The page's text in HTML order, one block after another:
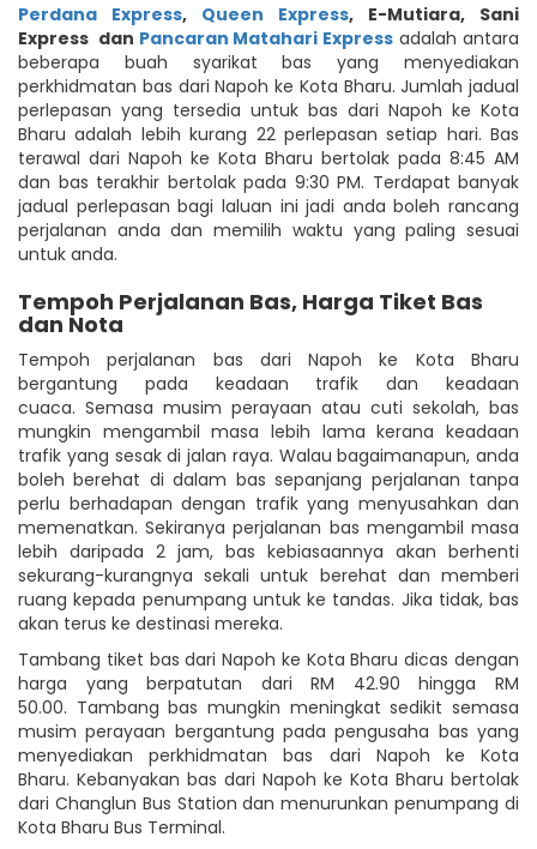
Perdana Express, Queen Express, E-Mutiara, Sani
Express dan Pancaran Matahari Express adalah antara
beberapa buah syarikat bas yang menyediakan
perkhidmatan bas dari Napoh ke Kota Bharu. Jumlah jadual
perlepasan yang tersedia untuk bas dari Napoh ke Kota
Bharu adalah lebih kurang 22 perlepasan setiap hari. Bas
terawal dari Napoh ke Kota Bharu bertolak pada 8:45 AM
dan bas terakhir bertolak pada 9:30 PM. Terdapat banyak
jadual perlepasan bagi laluan ini jadi anda boleh rancang
perjalanan anda dan memilih waktu yang paling sesuai
untuk anda.
Tempoh Perjalanan Bas, Harga Tiket Bas
dan Nota
Tempoh perjalanan bas dari Napoh ke Kota Bharu
bergantung pada keadaan trafik dan keadaan
cuaca. Semasa musim perayaan atau cuti sekolah, bas
mungkin mengambil masa lebih lama kerana keadaan
trafik yang sesak di jalan raya. Walau bagaimanapun, anda
boleh berehat di dalam bas sepanjang perjalanan tanpa
perlu berhadapan dengan trafik yang menyusahkan dan
memenatkan. Sekiranya perjalanan bas mengambil masa
lebih daripada 2 jam, bas kebiasaannya akan berhenti
sekurang-kurangnya sekali untuk berehat dan memberi
ruang kepada penumpang untuk ke tandas. Jika tidak, bas
akan terus ke destinasi mereka.
Tambang tiket bas dari Napoh ke Kota Bharu dicas dengan
harga yang berpatutan dari RM 42.90 hingga RM
50.00. Tambang bas mungkin meningkat sedikit semasa
musim perayaan bergantung pada pengusaha bas yang
menyediakan perkhidmatan bas dari Napoh ke Kota
Bharu. Kebanyakan bas dari Napoh ke Kota Bharu bertolak
dari Changlun Bus Station dan menurunkan penumpang di
Kota Bharu Bus Terminal.